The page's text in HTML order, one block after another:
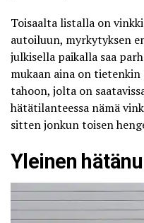
Toisaalta listalla on
autoiluun, myrkytyksen
julkisella paikalla saa
mukaan aina on
tahoon, jolta on
hätätilanteessa nämä
sitten jonkun toisen
Yleinen